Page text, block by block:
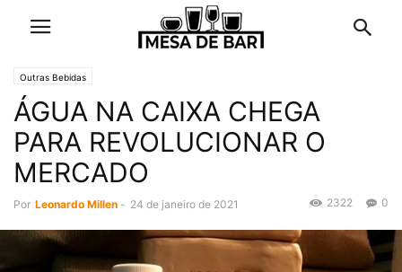
Outras Bebidas
ÁGUA NA CAIXA CHEGA
PARA REVOLUCIONAR O
MERCADO
Por Leonardo Millen - 24 de janeiro de 2021 0
2322